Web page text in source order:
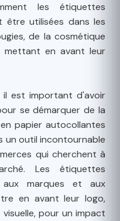
les étiquettes
être utilisées dans les
de la cosmétique
en avant leur
est important d'avoir
se démarquer de la
papier autocollantes
un outil incontournable
qui cherchent à
Les étiquettes
aux marques et aux
en avant leur logo,
pour un impact